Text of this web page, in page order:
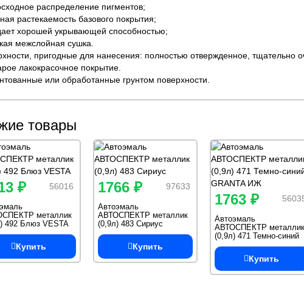
распределение пигментов;
растекаемость базового покрытия;
хорошей укрывающей способностью;
межслойная сушка.
пригодные для нанесения: полностью отвержденное, тщательно
лакокрасочное покрытие.
или обработанные грунтом поверхности.
товары
56016
₽
металлик
492 Блюз VESTA
Купить
97633
1766 ₽
Автоэмаль
АВТОСПЕКТР металлик
(0,9л) 483 Сириус
Купить
1763 ₽
Автоэмаль
АВТОСПЕКТР металлик
(0,9л) 471 Темно-синий
GRANTA ИЖ
Купить